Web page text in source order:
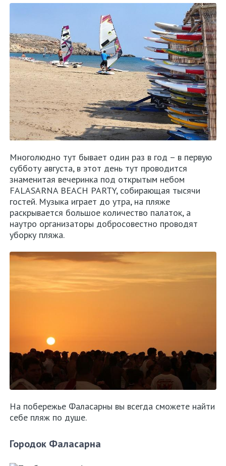
Многолюдно тут бывает один раз в год – в первую
субботу августа, в этот день тут проводится
знаменитая вечеринка под открытым небом
FALASARNA BEACH PARTY, собирающая тысячи
гостей. Музыка играет до утра, на пляже
раскрывается большое количество палаток, а
наутро организаторы добросовестно проводят
уборку пляжа.
На побережье Фаласарны вы всегда сможете найти
себе пляж по душе.
Городок Фаласарна